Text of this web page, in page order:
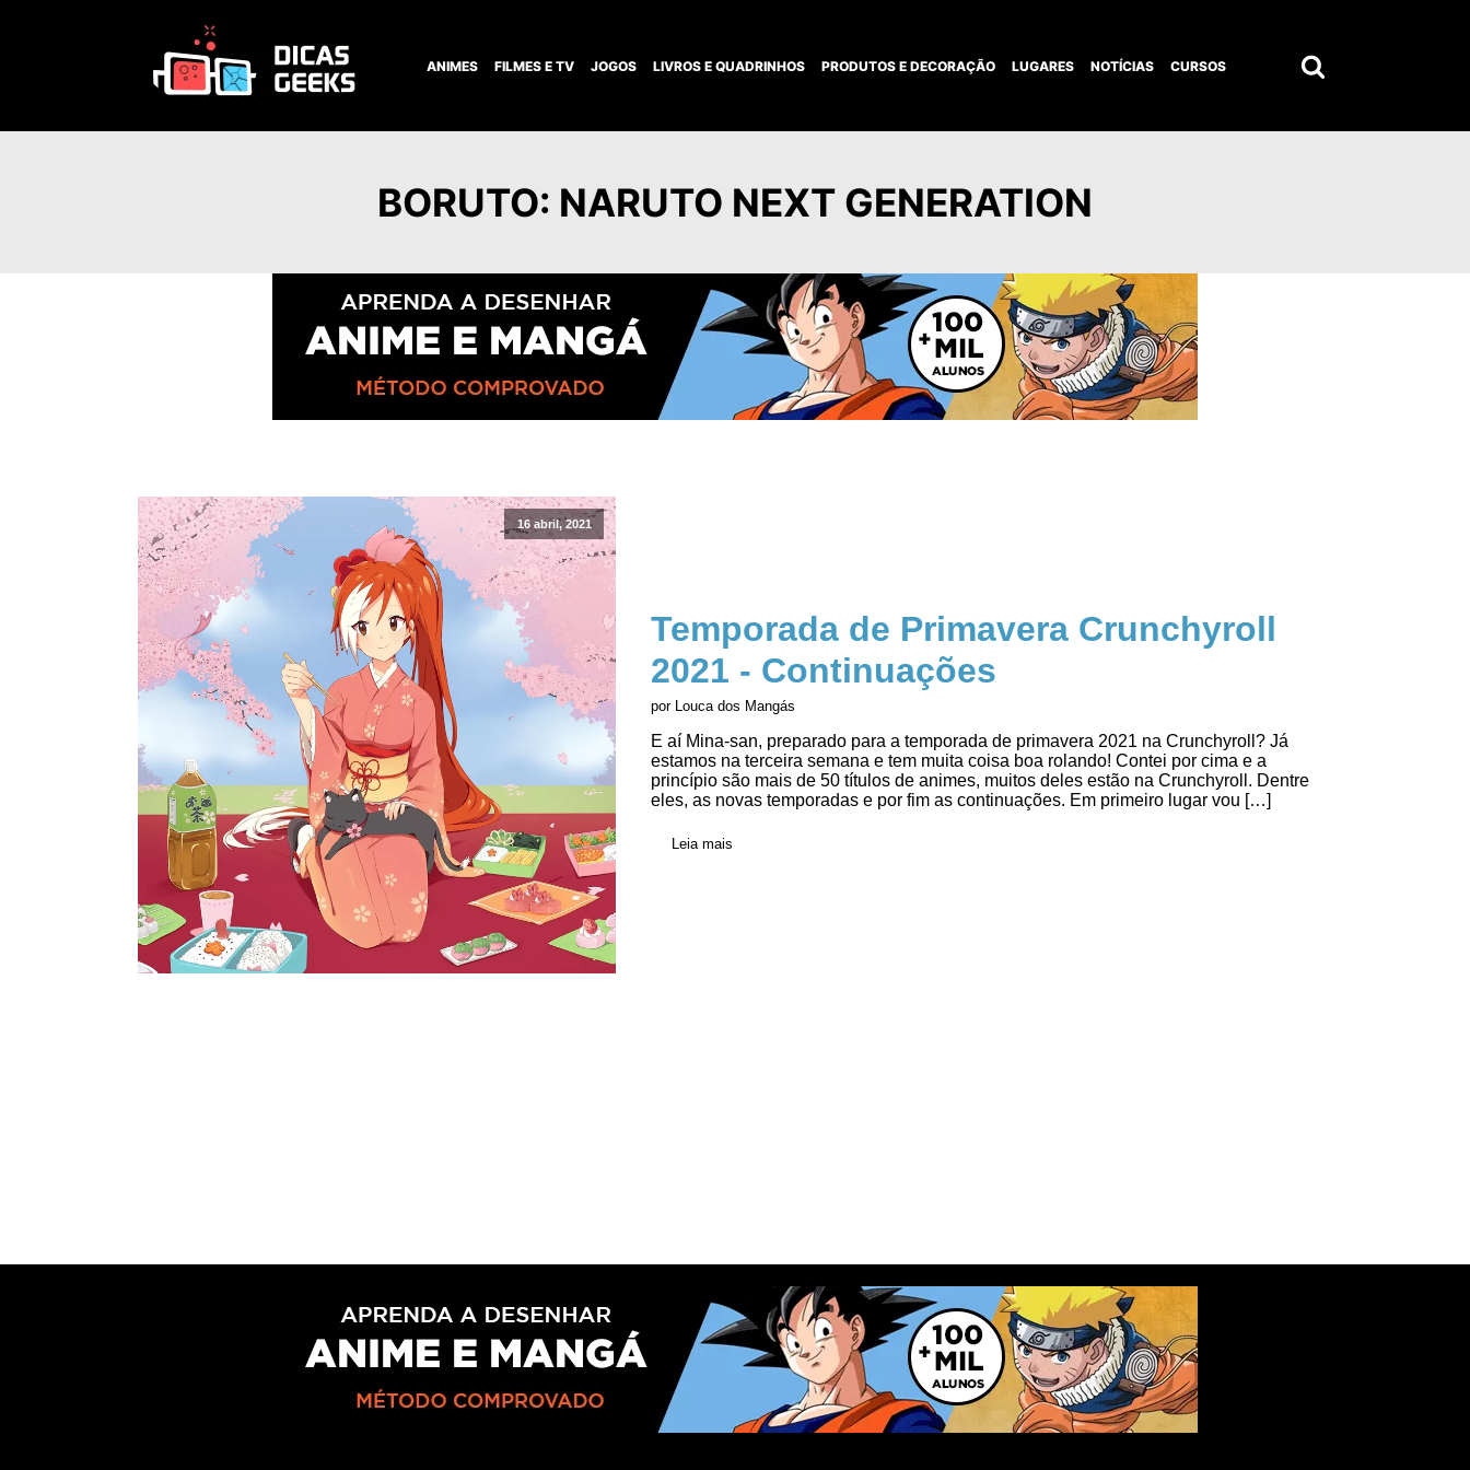
ANIMES FILMES E TV JOGOS LIVROS E QUADRINHOS PRODUTOS E DECORAÇÃO LUGARES NOTÍCIAS CURSOS
BORUTO: NARUTO NEXT GENERATION
16 abril, 2021
Temporada de Primavera Crunchyroll
2021 - Continuações
por Louca dos Mangás
E aí Mina-san, preparado para a temporada de primavera 2021 na Crunchyroll? Já
estamos na terceira semana e tem muita coisa boa rolando! Contei por cima e a
princípio são mais de 50 títulos de animes, muitos deles estão na Crunchyroll. Dentre
eles, as novas temporadas e por fim as continuações. Em primeiro lugar vou […]
Leia mais